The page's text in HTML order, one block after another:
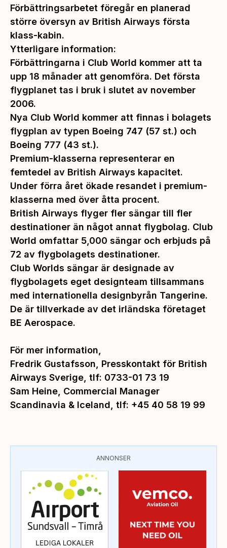
Förbättringsarbetet föregår en planerad
större översyn av British Airways första
klass-kabin.
Ytterligare information:
Förbättringarna i Club World kommer att ta
upp 18 månader att genomföra. Det första
flygplanet tas i bruk i slutet av november
2006.
Nya Club World kommer att finnas i bolagets
flygplan av typen Boeing 747 (57 st.) och
Boeing 777 (43 st.).
Premium-klasserna representerar en
femtedel av British Airways kapacitet.
Under förra året ökade resandet i premium-
klasserna med över åtta procent.
British Airways flyger fler sängar till fler
destinationer än något annat flygbolag. Club
World omfattar 5,000 sängar och erbjuds på
72 av flygbolagets destinationer.
Club Worlds sängar är designade av
flygbolagets eget designteam tillsammans
med internationella designbyrån Tangerine.
De är tillverkade av det irländska företaget
BE Aerospace.
För mer information,
Fredrik Gustafsson, Presskontakt för British
Airways Sverige, tlf: 0733-01 73 19
Sam Heine, Commercial Manager
Scandinavia & Iceland, tlf: +45 40 58 19 99
ANNONSER